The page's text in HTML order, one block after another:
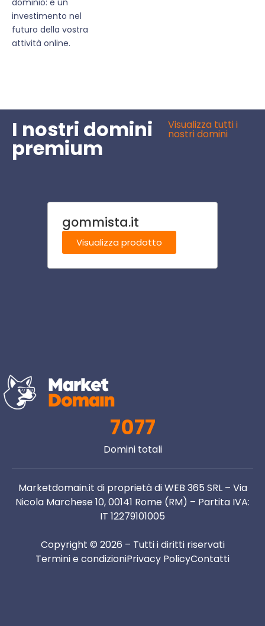
dominio: è un
investimento nel
futuro della vostra
attività online.
I nostri domini
premium
Visualizza tutti i
nostri domini
gommista.it
Visualizza prodotto
7077
Domini totali
Marketdomain.it di proprietà di WEB 365 SRL – Via
Nicola Marchese 10, 00141 Rome (RM) – Partita IVA:
IT 12279101005
Copyright © 2026 – Tutti i diritti riservati
Termini e condizioniPrivacy PolicyContatti